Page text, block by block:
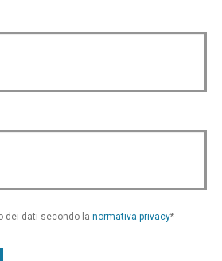
dei dati secondo lanormativa privacy*